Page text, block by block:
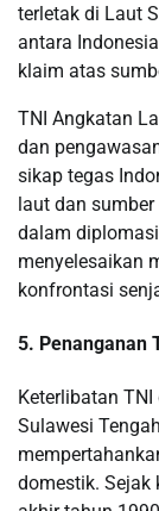
terletak di Laut
antara
klaim atas
TNI Angkatan
dan
sikap tegas
laut dan
dalam
menyelesaikan
konfrontasi
5. Penanganan
Keterlibatan
Sulawesi
domestik. Sejak